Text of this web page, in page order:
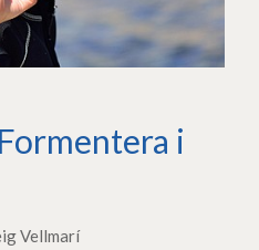
i
Vellmarí